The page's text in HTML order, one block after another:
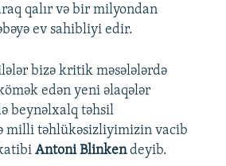
qalır və bir milyondan
ev sahibliyi edir.
bizə kritik məsələlərdə
edən yeni əlaqələr
beynəlxalq təhsil
milli təhlükəsizliyimizin vacib
Antoni Blinkendeyib.